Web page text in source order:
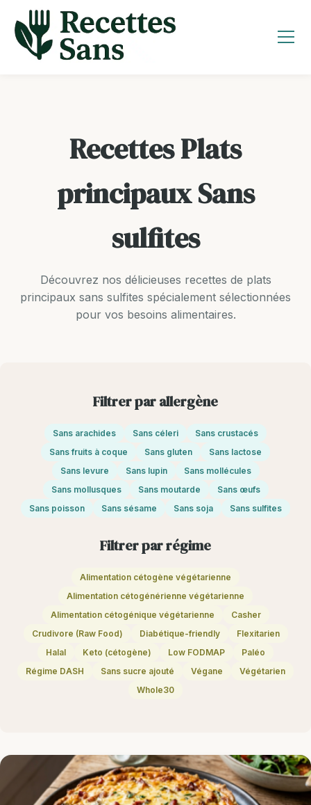
contenu
Recettes Plats
principaux Sans
sulfites
Découvrez nos délicieuses recettes de plats
principaux sans sulfites spécialement sélectionnées
pour vos besoins alimentaires.
Filtrer par allergène
Sans arachides Sans céleri
Sans crustacés
Sans fruits à coque
Sans gluten
Sans lactose
Sans levure
Sans lupin
Sans mollécules
Sans mollusques
Sans moutarde
Sans œufs
Sans poisson
Sans sésame Sans soja Sans sulfites
Filtrer par régime
Alimentation cétogène végétarienne
Alimentation cétogénérienne végétarienne
Alimentation cétogénique végétarienne
Casher
Crudivore (Raw Food)
Diabétique-friendly
Flexitarien
Halal
Keto (cétogène) Low FODMAP
Paléo
Régime DASH
Sans sucre ajouté Végane
Végétarien
Whole30